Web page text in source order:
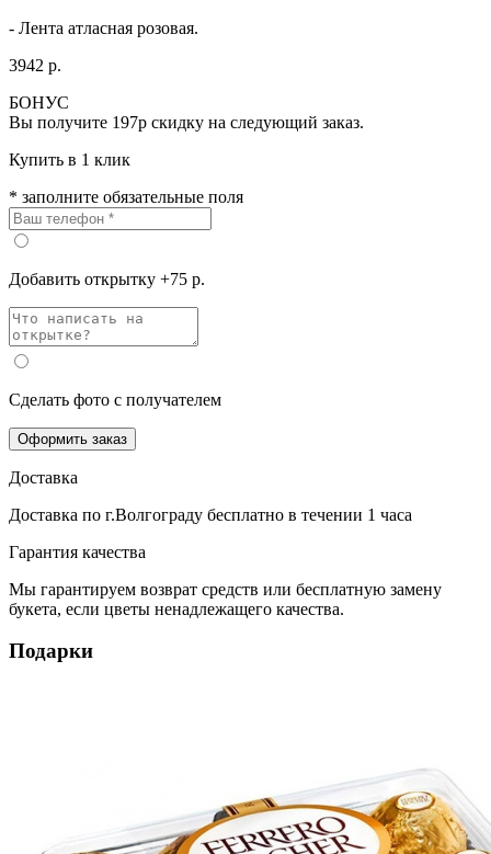
- Лента атласная розовая.
3942 р.
БОНУС
Вы получите 197р скидку на следующий заказ.
Купить в 1 клик
* заполните обязательные поля
Добавить открытку +75 р.
Сделать фото с получателем
Оформить заказ
Доставка
Доставка по г.Волгограду бесплатно в течении 1 часа
Гарантия качества
Мы гарантируем возврат средств или бесплатную замену
букета, если цветы ненадлежащего качества.
Подарки